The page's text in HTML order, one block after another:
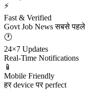
⚡
Fast & Verified
Govt Job News सबसे पहले
🕐
24×7 Updates
Real-Time Notifications
📱
Mobile Friendly
हर device पर perfect